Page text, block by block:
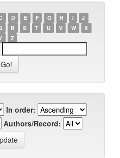
D E F G H I
J
R S T U V W
X
Z
In order:
Authors/Record: